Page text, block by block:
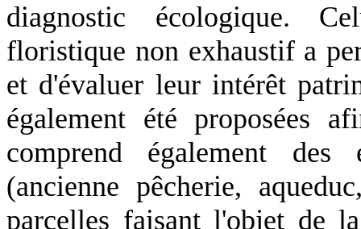
diagnostic écologique.
floristique non exhaustif a
et d'évaluer leur intérêt
également été proposées
comprend également des
(ancienne pêcherie,
parcelles faisant l'objet de